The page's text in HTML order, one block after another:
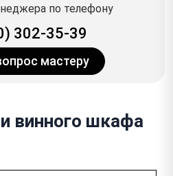
по телефону
302-35-39
мастеру
винного шкафа